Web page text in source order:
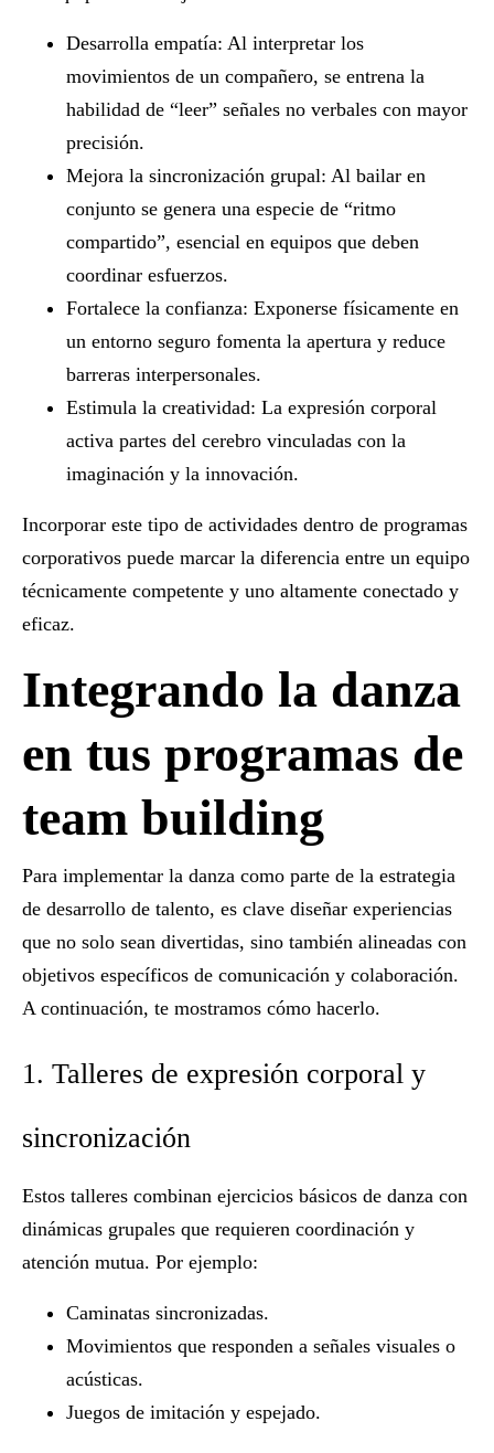
Desarrolla empatía: Al interpretar los
movimientos de un compañero, se entrena la
habilidad de “leer” señales no verbales con mayor
precisión.
Mejora la sincronización grupal: Al bailar en
conjunto se genera una especie de “ritmo
compartido”, esencial en equipos que deben
coordinar esfuerzos.
Fortalece la confianza: Exponerse físicamente en
un entorno seguro fomenta la apertura y reduce
barreras interpersonales.
Estimula la creatividad: La expresión corporal
activa partes del cerebro vinculadas con la
imaginación y la innovación.
Incorporar este tipo de actividades dentro de programas
corporativos puede marcar la diferencia entre un equipo
técnicamente competente y uno altamente conectado y
eficaz.
Integrando la danza
en tus programas de
team building
Para implementar la danza como parte de la estrategia
de desarrollo de talento, es clave diseñar experiencias
que no solo sean divertidas, sino también alineadas con
objetivos específicos de comunicación y colaboración.
A continuación, te mostramos cómo hacerlo.
1. Talleres de expresión corporal y
sincronización
Estos talleres combinan ejercicios básicos de danza con
dinámicas grupales que requieren coordinación y
atención mutua. Por ejemplo:
Caminatas sincronizadas.
Movimientos que responden a señales visuales o
acústicas.
Juegos de imitación y espejado.